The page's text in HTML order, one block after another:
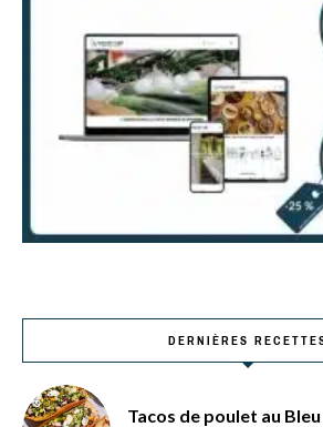
DERNIÈRES
Tacos de poulet au